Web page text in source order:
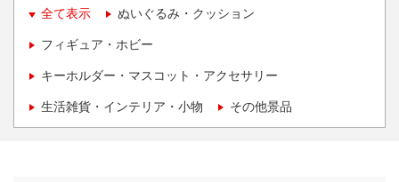
全て表示 ぬいぐるみ・クッション
フィギュア・ホビー
キーホルダー・マスコット・アクセサリー
生活雑貨・インテリア・小物 その他景品